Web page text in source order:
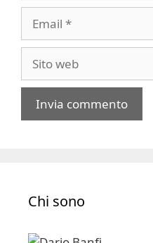
web
Chi sono